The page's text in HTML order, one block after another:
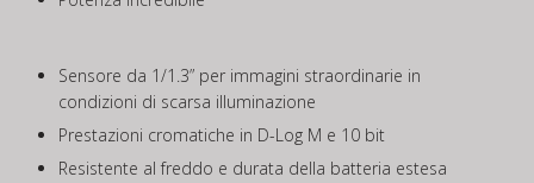
Sensore da 1/1.3” per immagini straordinarie in
condizioni di scarsa illuminazione
Prestazioni cromatiche in D-Log M e 10 bit
Resistente al freddo e durata della batteria estesa